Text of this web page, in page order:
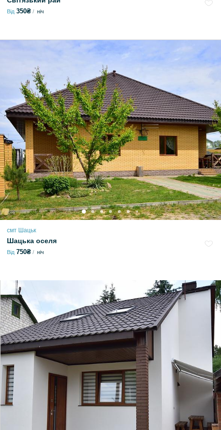
Від 350₴ ніч
смт Шацьк
Шацька оселя
Від 750₴ ніч